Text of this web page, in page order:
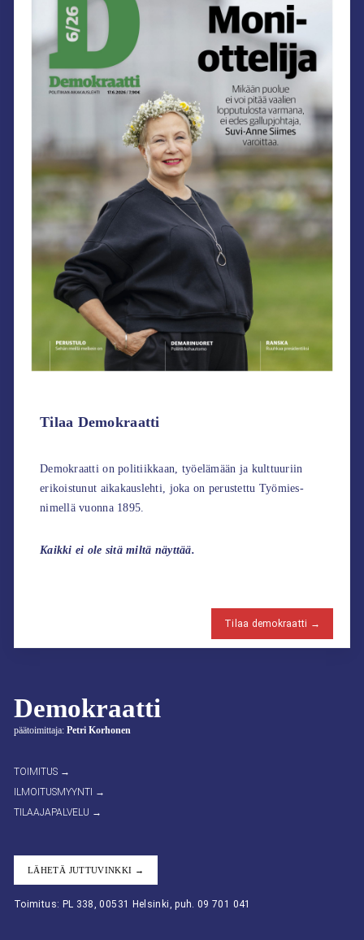
Demokraatti
päätoimittaja: Petri Korhonen
TOIMITUS →
ILMOITUSMYYNTI →
TILAAJAPALVELU →
LÄHETÄ JUTTUVINKKI →
Toimitus: PL 338, 00531 Helsinki, puh. 09 701 041
Tilaa Demokraatti
Demokraatti on politiikkaan, työelämään ja kulttuuriin
erikoistunut aikakauslehti, joka on perustettu Työmies-
nimellä vuonna 1895.
Kaikki ei ole sitä miltä näyttää.
Tilaa demokraatti →